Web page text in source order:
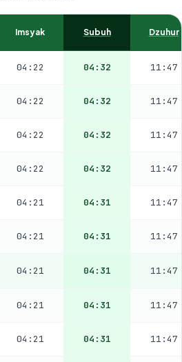
Imsyak Subuh Dzuhur
04:22 04:32 11:47
04:22 04:32 11:47
04:22 04:32 11:47
04:22 04:32 11:47
04:21 04:31 11:47
04:21 04:31 11:47
04:21 04:31 11:47
04:21 04:31 11:47
04:21 04:31 11:47